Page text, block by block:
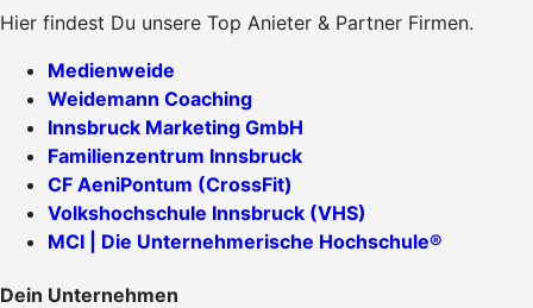
Hier findest Du unsere Top Anieter & Partner Firmen.
Medienweide
Weidemann Coaching
Innsbruck Marketing GmbH
Familienzentrum Innsbruck
CF AeniPontum (CrossFit)
Volkshochschule Innsbruck (VHS)
MCI | Die Unternehmerische Hochschule®
Dein Unternehmen